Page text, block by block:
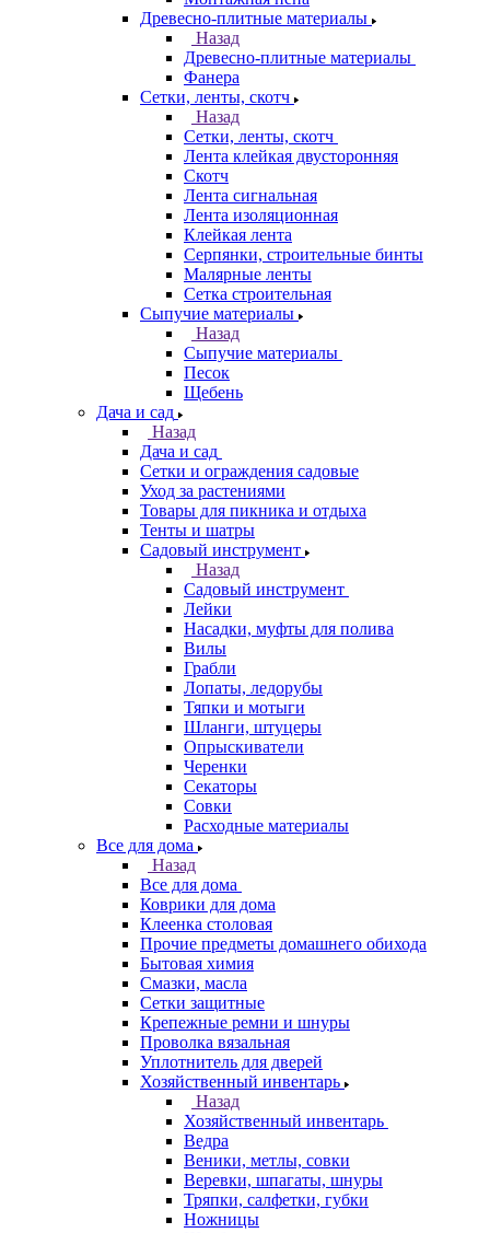
Древесно-плитные материалы
Назад
Древесно-плитные материалы
Фанера
Сетки, ленты, скотч
Назад
Сетки, ленты, скотч
Лента клейкая двусторонняя
Скотч
Лента сигнальная
Лента изоляционная
Клейкая лента
Серпянки, строительные бинты
Малярные ленты
Сетка строительная
Сыпучие материалы
Назад
Сыпучие материалы
Песок
Щебень
Дача и сад
Назад
Дача и сад
Сетки и ограждения садовые
Уход за растениями
Товары для пикника и отдыха
Тенты и шатры
Садовый инструмент
Назад
Садовый инструмент
Лейки
Насадки, муфты для полива
Вилы
Грабли
Лопаты, ледорубы
Тяпки и мотыги
Шланги, штуцеры
Опрыскиватели
Черенки
Секаторы
Совки
Расходные материалы
Все для дома
Назад
Все для дома
Коврики для дома
Клеенка столовая
Прочие предметы домашнего обихода
Бытовая химия
Смазки, масла
Сетки защитные
Крепежные ремни и шнуры
Проволка вязальная
Уплотнитель для дверей
Хозяйственный инвентарь
Назад
Хозяйственный инвентарь
Ведра
Веники, метлы, совки
Веревки, шпагаты, шнуры
Тряпки, салфетки, губки
Ножницы